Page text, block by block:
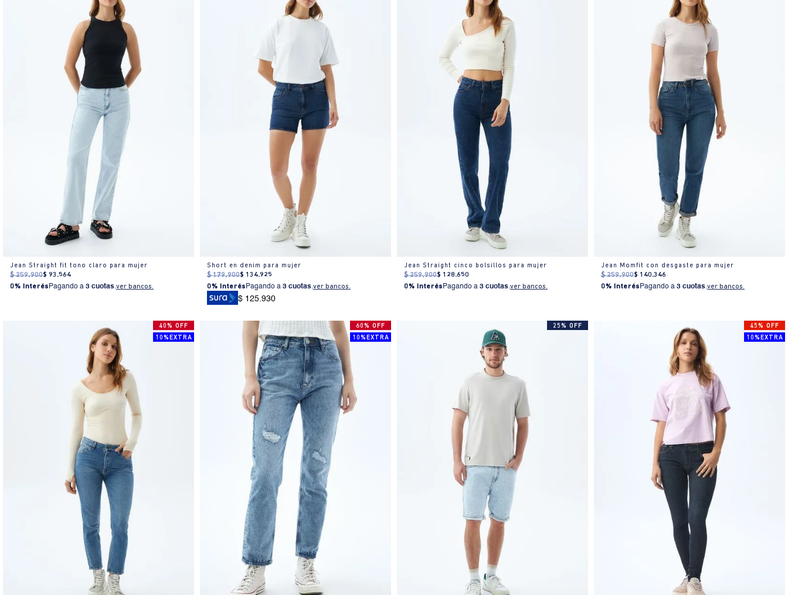
Jean Straight fit tono claro para mujer
$ 259.900$ 93 .564
0% Interés Pagando a 3 cuotas.ver bancos.
Short en denim para mujer
$ 179.900$ 134.925
0% Interés Pagando a 3 cuotas.ver bancos.
$ 125.930
Jean Straight cinco bolsillos para mujer
$ 259.900$ 128.650
0% Interés Pagando a 3 cuotas.ver bancos.
Jean Momfit con desgaste para mujer
$ 259.900$ 140.346
0% Interés Pagando a 3 cuotas.ver bancos.
40% OFF
10%EXTRA
60% OFF
10%EXTRA
25% OFF
45% OFF
10%EXTRA